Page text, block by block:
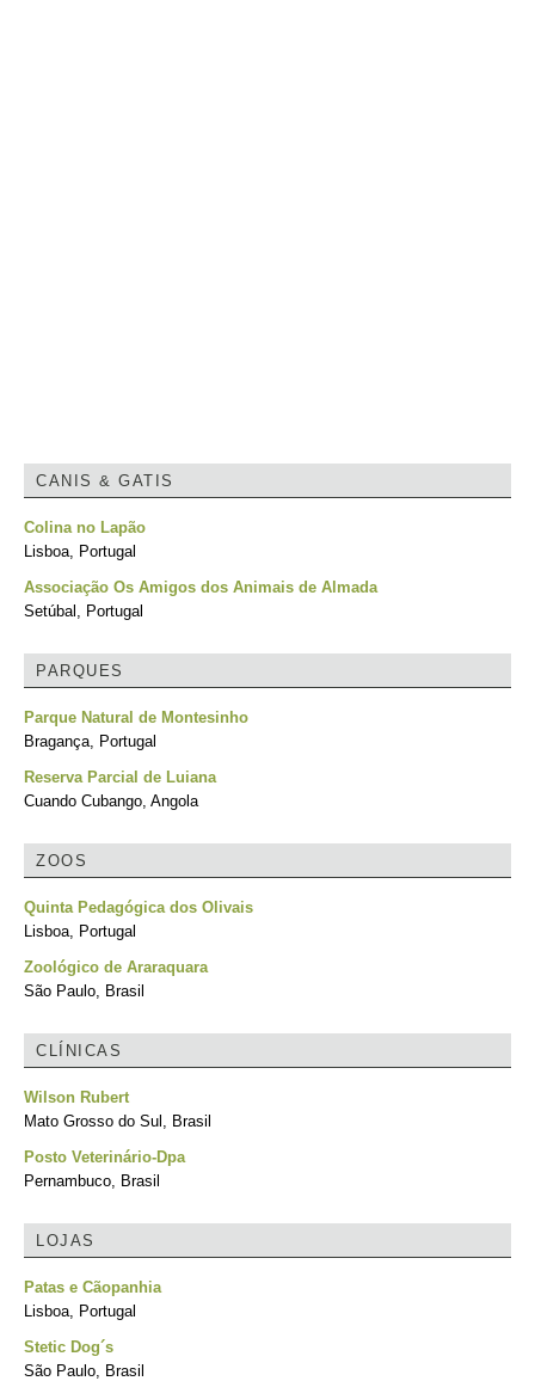
CANIS & GATIS
Colina no Lapão
Lisboa, Portugal
Associação Os Amigos dos Animais de Almada
Setúbal, Portugal
PARQUES
Parque Natural de Montesinho
Bragança, Portugal
Reserva Parcial de Luiana
Cuando Cubango, Angola
ZOOS
Quinta Pedagógica dos Olivais
Lisboa, Portugal
Zoológico de Araraquara
São Paulo, Brasil
CLÍNICAS
Wilson Rubert
Mato Grosso do Sul, Brasil
Posto Veterinário-Dpa
Pernambuco, Brasil
LOJAS
Patas e Cãopanhia
Lisboa, Portugal
Stetic Dog´s
São Paulo, Brasil